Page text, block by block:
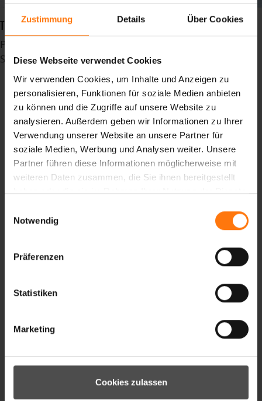
Zustimmung Details Über Cookies
Diese Webseite verwendet Cookies
Wir verwenden Cookies, um Inhalte und Anzeigen zu
personalisieren, Funktionen für soziale Medien anbieten
zu können und die Zugriffe auf unsere Website zu
analysieren. Außerdem geben wir Informationen zu Ihrer
Verwendung unserer Website an unsere Partner für
soziale Medien, Werbung und Analysen weiter. Unsere
Partner führen diese Informationen möglicherweise mit
weiteren Daten zusammen, die Sie ihnen bereitgestellt
haben oder die sie im Rahmen Ihrer Nutzung der Dienste
Notwendig
Präferenzen
Statistiken
Marketing
Cookies zulassen
TEAMGEIST. PERFORMANCE. PASSION. – SEIT 25 JAHREN
Publiziert in
Schlagwörter
madebpros
Heimat
Standort
oberammergau
canyouridetheline
gloves
Summer
Sommer
bike
Fahrrad
Ziener
MTB
Enduro
Video